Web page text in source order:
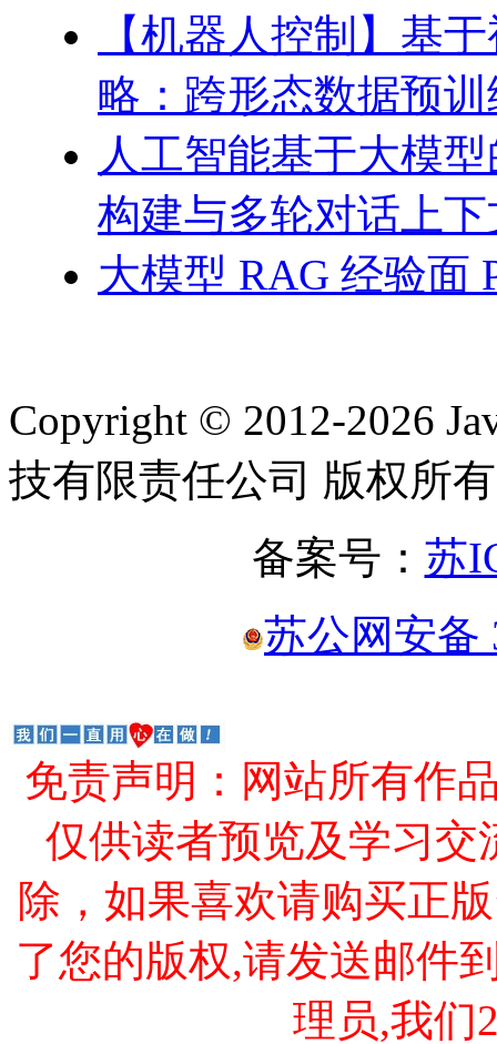
【机器人控制】基
略：跨形态数据预
人工智能基于大模
构建与多轮对话上
大模型 RAG 经验面
Copyright © 2012-2026
技有限责任公司 版权所有
备案号： 苏
苏公网安备
免责声明：网站所有作
仅供读者预览及学习交
除，如果喜欢请购买正
了您的版权,请发送邮件
理员,我们